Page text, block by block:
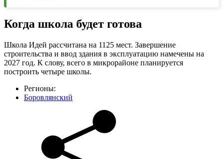
Когда школа будет готова
Школа Идей рассчитана на 1125 мест. Завершение
строительства и ввод здания в эксплуатацию намечены на
2027 год. К слову, всего в микрорайоне планируется
построить четыре школы.
Регионы:
Боровлянский